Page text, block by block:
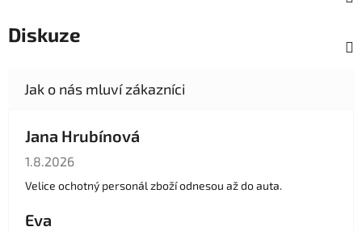
Diskuze
Jana Hrubínová
Hodnocení obchodu je 5 z 5 hvězdiček.
1.8.2026
Velice ochotný personál zboží odnesou až do auta.
Eva